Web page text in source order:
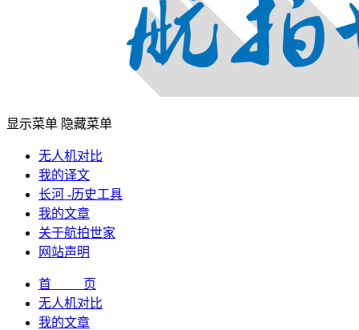
显示菜单 隐藏菜单
无人机对比
我的译文
长河 -历史工具
我的文章
关于航拍世家
网站声明
首 页
无人机对比
我的文章